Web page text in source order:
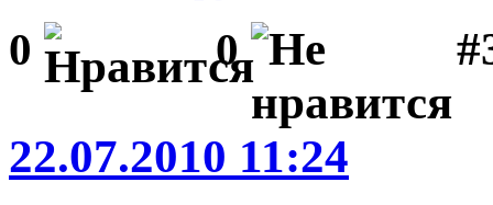
0 0
22.07.2010 11:24